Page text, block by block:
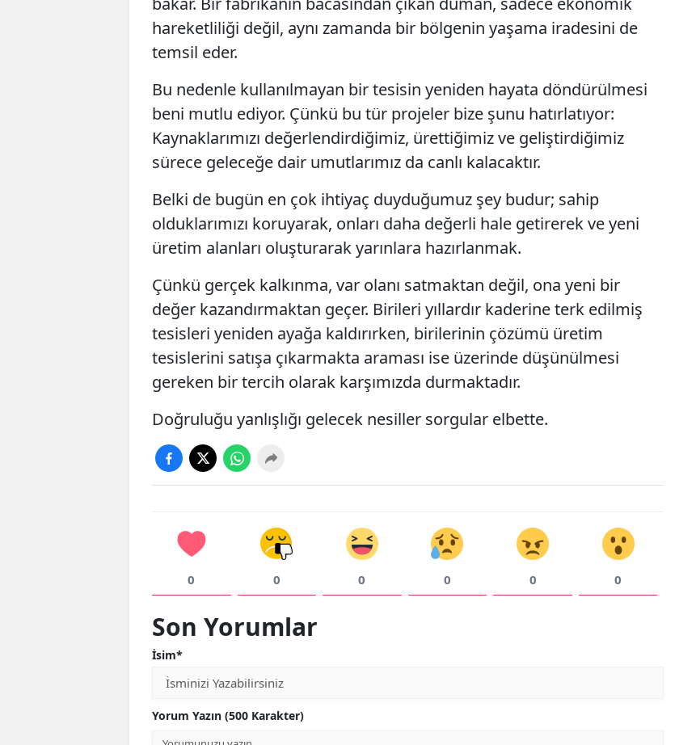
Zonguldak
Aksaray
Bayburt
Kırıkkale
Şırnak
Bartın
Ardahan
Kilis
Düzce
hareketliliği değil, aynı zamanda bir bölgenin yaşama iradesini de
temsil eder.
Bu nedenle kullanılmayan bir tesisin yeniden hayata döndürülmesi
beni mutlu ediyor. Çünkü bu tür projeler bize şunu hatırlatıyor:
Kaynaklarımızı değerlendirdiğimiz, ürettiğimiz ve geliştirdiğimiz
sürece geleceğe dair umutlarımız da canlı kalacaktır.
Belki de bugün en çok ihtiyaç duyduğumuz şey budur; sahip
olduklarımızı koruyarak, onları daha değerli hale getirerek ve yeni
üretim alanları oluşturarak yarınlara hazırlanmak.
Çünkü gerçek kalkınma, var olanı satmaktan değil, ona yeni bir
değer kazandırmaktan geçer. Birileri yıllardır kaderine terk edilmiş
tesisleri yeniden ayağa kaldırırken, birilerinin çözümü üretim
tesislerini satışa çıkarmakta araması ise üzerinde düşünülmesi
gereken bir tercih olarak karşımızda durmaktadır.
Doğruluğu yanlışlığı gelecek nesiller sorgular elbette.
0 0 0 0 0 0
Son Yorumlar
İsim*
Yorum Yazın (500 Karakter)